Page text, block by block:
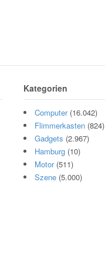
Kategorien
Computer(16.042)
Flimmerkasten (824)
Gadgets (2.967)
Hamburg (10)
Motor(511)
Szene (5.000)